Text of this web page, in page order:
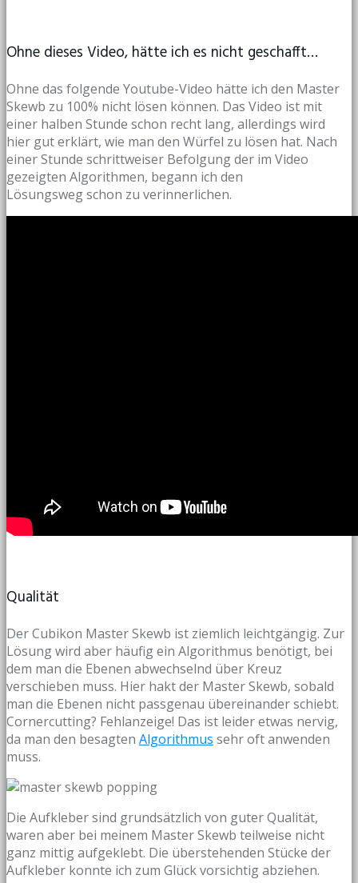
Ohne dieses Video, hätte ich es nicht geschafft…
Ohne das folgende Youtube-Video hätte ich den Master
Skewb zu 100% nicht lösen können. Das Video ist mit
einer halben Stunde schon recht lang, allerdings wird
hier gut erklärt, wie man den Würfel zu lösen hat. Nach
einer Stunde schrittweiser Befolgung der im Video
gezeigten Algorithmen, begann ich den
Lösungsweg schon zu verinnerlichen.
Qualität
Der Cubikon Master Skewb ist ziemlich leichtgängig. Zur
Lösung wird aber häufig ein Algorithmus benötigt, bei
dem man die Ebenen abwechselnd über Kreuz
verschieben muss. Hier hakt der Master Skewb, sobald
man die Ebenen nicht passgenau übereinander schiebt.
Cornercutting? Fehlanzeige! Das ist leider etwas nervig,
da man den besagten Algorithmus sehr oft anwenden
muss.
Die Aufkleber sind grundsätzlich von guter Qualität,
waren aber bei meinem Master Skewb teilweise nicht
ganz mittig aufgeklebt. Die überstehenden Stücke der
Aufkleber konnte ich zum Glück vorsichtig abziehen.